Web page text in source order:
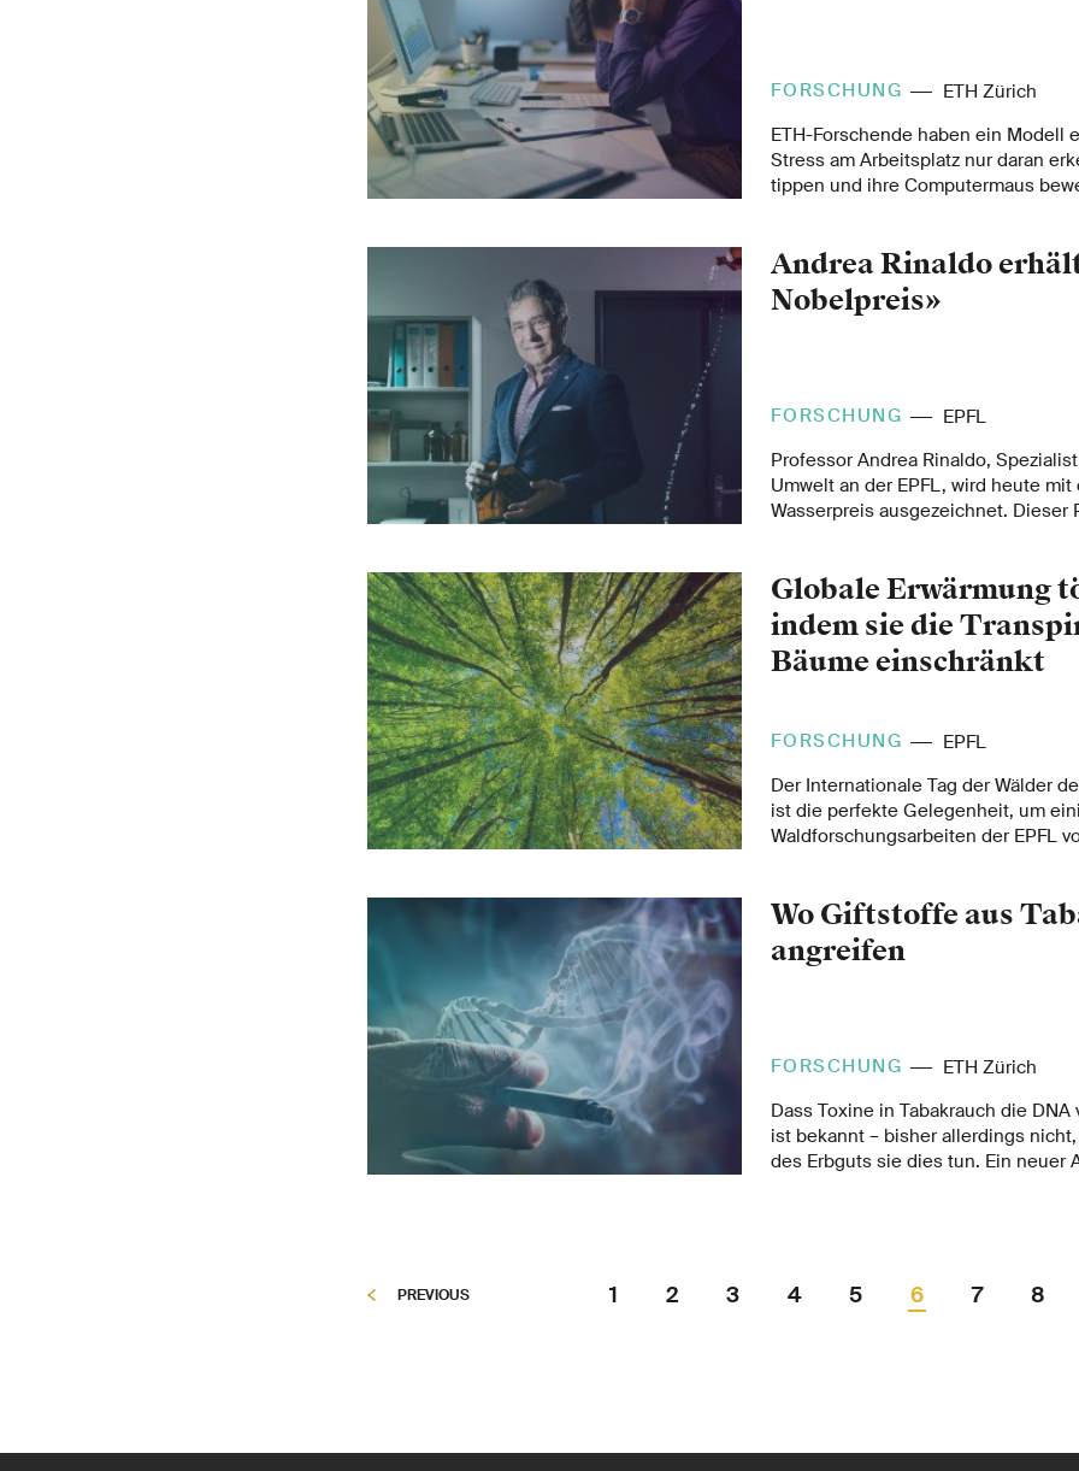
FORSCHUNG
ETH Zürich
ETH-Forschende haben ein Modell
Stress am Arbeitsplatz nur daran
tippen und ihre Computermaus
Andrea Rinaldo
Nobelpreis»
FORSCHUNG
EPFL
Professor Andrea Rinaldo,
Umwelt an der EPFL, wird heute
Wasserpreis ausgezeichnet. Dieser
Hydrologie.
Globale Erwärmung
indem sie die
Bäume einschränkt
FORSCHUNG
EPFL
Der Internationale Tag der Wälder
ist die perfekte Gelegenheit, um
Waldforschungsarbeiten der EPFL
relativen Luftfeuchtigkeit
die Bäume haben.
Wo Giftstoffe aus
angreifen
FORSCHUNG
ETH Zürich
Dass Toxine in Tabakrauch die
ist bekannt – bisher allerdings
des Erbguts sie dies tun. Ein neuer
PREVIOUS 1 2 3 4 5 6 7 8